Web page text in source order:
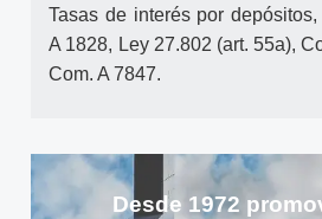
Tasas de interés por
A 1828, Ley 27.802 (art. 55a),
Com. A 7847.
Desde 1972